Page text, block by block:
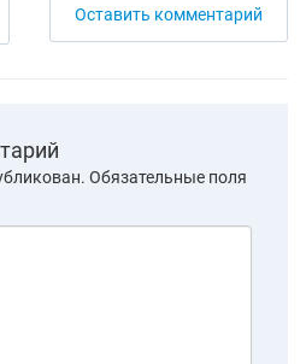
Оставить комментарий
Обязательные поля